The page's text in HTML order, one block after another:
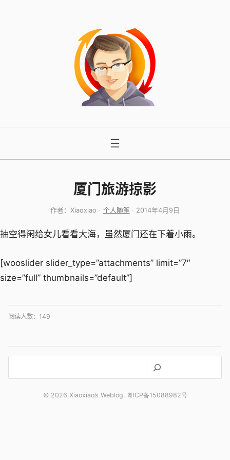
厦门旅游掠影
作者： Xiaoxiao 个人随笔 2014年4月9日
抽空得闲给女儿看看大海，虽然厦门还在下着小雨。
[wooslider slider_type=”attachments” limit=”7″
size=”full” thumbnails=”default”]
阅读人数： 149
索
© 2026 Xiaoxiao’s Weblog. 粤ICP备15088982号